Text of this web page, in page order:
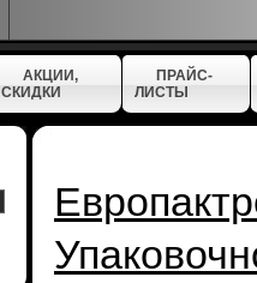
АКЦИИ,
СКИДКИ
ПРАЙС-
ЛИСТЫ